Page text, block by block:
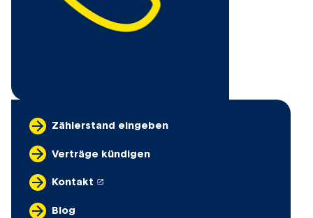
Zählerstand eingeben
Verträge kündigen
Kontakt
Blog